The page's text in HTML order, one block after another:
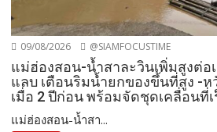
09/08/2026 @SIAMFOCUSTIME
แม่ฮ่องสอน-น้ำสาละวินเพิ่มสูงต่อ
แลบ เตือนริมน้ำยกของขึ้นที่สูง -
เมื่อ 2 ปีก่อน พร้อมจัดชุดเคลื่อนที่เ
แม่ฮ่องสอน-น้ำสา...